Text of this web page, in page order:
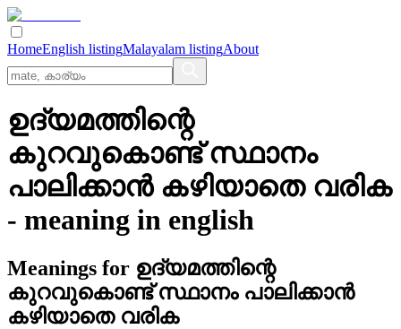
HomeEnglish listingMalayalam listingAbout
ഉദ്യമത്തിന്റെ
കുറവുകൊണ്ട്‌ സ്ഥാനം
പാലിക്കാന്‍ കഴിയാതെ വരിക
- meaning in english
Meanings for ഉദ്യമത്തിന്റെ
കുറവുകൊണ്ട്‌ സ്ഥാനം പാലിക്കാന്‍
കഴിയാതെ വരിക